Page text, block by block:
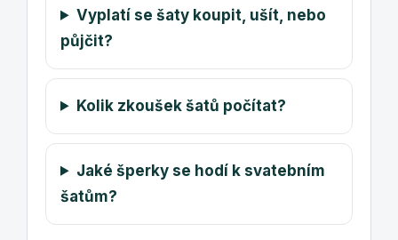
Vyplatí se šaty koupit, ušít, nebo
půjčit?
Kolik zkoušek šatů počítat?
Jaké šperky se hodí k svatebním
šatům?